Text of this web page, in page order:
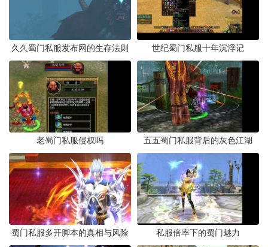
久久蜀门私服发布网的生存法则 世纪蜀门私服十年沉浮记
老蜀门私服侵权吗 五五蜀门私服背后的灰色江湖
蜀门私服多开脚本的真相与风险 私服倍率下的蜀门魅力